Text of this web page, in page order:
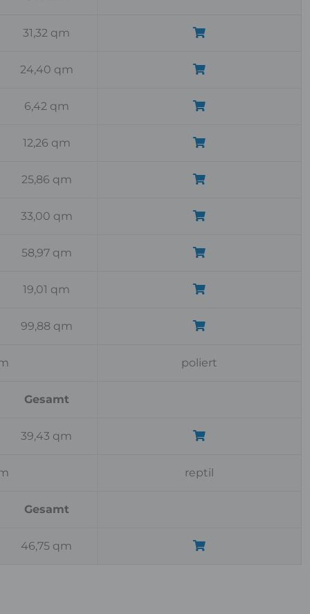
31,32 qm
24,40 qm
6,42 qm
12,26 qm
25,86 qm
33,00 qm
58,97 qm
19,01 qm
99,88 qm
poliert
Gesamt
39,43 qm
reptil
Gesamt
46,75 qm